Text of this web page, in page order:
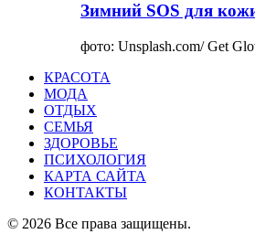
Зимний SOS для
фото: Unsplash.com/ Get
КРАСОТА
МОДА
ОТДЫХ
СЕМЬЯ
ЗДОРОВЬЕ
ПСИХОЛОГИЯ
КАРТА САЙТА
КОНТАКТЫ
© 2026 Все права защищены.